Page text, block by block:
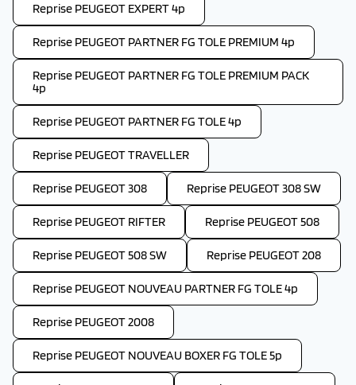
Reprise PEUGEOT EXPERT 4p
Reprise PEUGEOT PARTNER FG TOLE PREMIUM 4p
Reprise PEUGEOT PARTNER FG TOLE PREMIUM PACK
4p
Reprise PEUGEOT PARTNER FG TOLE 4p
Reprise PEUGEOT TRAVELLER
Reprise PEUGEOT 308 Reprise PEUGEOT 308 SW
Reprise PEUGEOT RIFTER Reprise PEUGEOT 508
Reprise PEUGEOT 508 SW Reprise PEUGEOT 208
Reprise PEUGEOT NOUVEAU PARTNER FG TOLE 4p
Reprise PEUGEOT 2008
Reprise PEUGEOT NOUVEAU BOXER FG TOLE 5p